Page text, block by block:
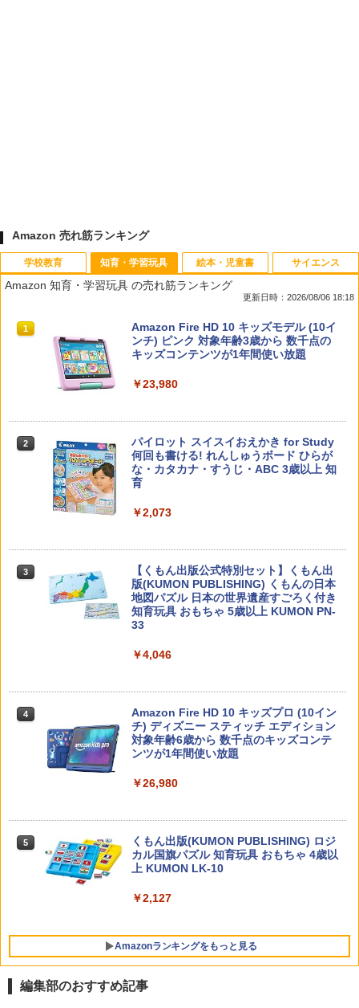
Amazon 売れ筋ランキング
学校教育
1 先生のためのGoogle AI完全攻略図鑑
￥-
2 子どもが変わる魔法の言葉
￥2,200
カウンセリングとは何か 変化するという
こと (講談社現代新書 2787)
￥1,540
￥1,870
ゼロからわかる！ みるみる図形に強く
￥1,430
知育・学習玩具
Amazon 知育・学習玩具 の売れ筋ランキング
更新日時：2026/08/06 18:18
1
Amazon Fire HD 10 キッズモデル (10イ
ンチ) ピンク 対象年齢3歳から 数千点の
キッズコンテンツが1年間使い放題
￥23,980
2
パイロット スイスイおえかき for Study
何回も書ける! れんしゅうボード ひらが
な・カタカナ・すうじ・ABC 3歳以上 知
育
￥2,073
3
【くもん出版公式特別セット】くもん出
版(KUMON PUBLISHING) くもんの日本
地図パズル 日本の世界遺産すごろく付き
知育玩具 おもちゃ 5歳以上 KUMON PN-
33
￥4,046
4
Amazon Fire HD 10 キッズプロ (10イン
チ) ディズニー スティッチ エディション
対象年齢6歳から 数千点のキッズコンテ
ンツが1年間使い放題
￥26,980
5
くもん出版(KUMON PUBLISHING) ロジ
カル国旗パズル 知育玩具 おもちゃ 4歳以
上 KUMON LK-10
￥2,127
Amazonランキングをもっと見る
絵本・児童書 サイエンス
編集部のおすすめ記事